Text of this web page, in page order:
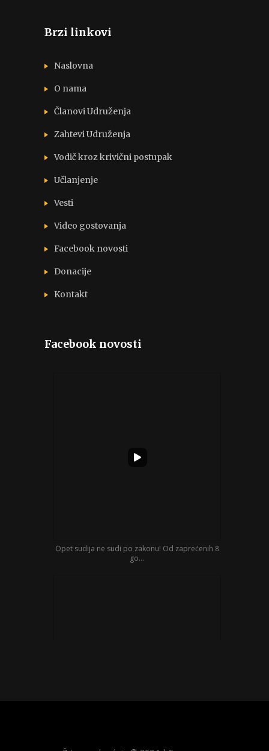
Brzi linkovi
Naslovna
O nama
Članovi Udruženja
Zahtevi Udruženja
Vodič kroz krivični postupak
Učlanjenje
Vesti
Video gostovanja
Facebook novosti
Donacije
Kontakt
Facebook novosti
Opet sudija ne sudi po zakonu! Od zaprećenih 8
go...